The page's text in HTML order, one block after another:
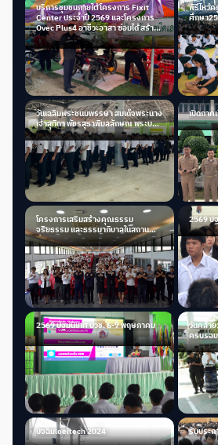
บริการชุมชนภายใต้โครงการ Fixit
Center ประจำปี 2569 และโครงการ
Ovec Plus4 อาชีวะอาสา ซ่อมได้ สร้าง
ได้ ช่วยได้ จริง
พิธีไหว้ค
ศึกษา
วันเฉลิมพระชนมพรรษา สมเด็จพระนาง
เจ้าสุทิดา พัชรสุธาพิมลลักษณ พระบรม
ราชินี
เปิดภา
โครงการเสริมสร้างคุณธรรม
จริยธรรม และธรรมาภิบาลในสถาน
ศึกษา
2569 ป
2569 ปฐมนิเทศ ปวช. 6-7 พฤษภาคม
วันคล้าย
ครบรอ
ปัจฉิมloeitech 2024 รับประ